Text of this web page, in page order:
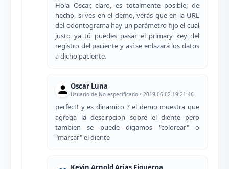
Hola Oscar, claro, es totalmente posible; de
hecho, si ves en el demo, verás que en la URL
del odontograma hay un parámetro fijo el cual
justo ya tú puedes pasar el primary key del
registro del paciente y así se enlazará los datos
a dicho paciente.
Oscar Luna
Usuario de No especificado • 2019-06-02 19:21:46
perfect! y es dinamico ? el demo muestra que
agrega la descirpcion sobre el diente pero
tambien se puede digamos "colorear" o
"marcar" el diente